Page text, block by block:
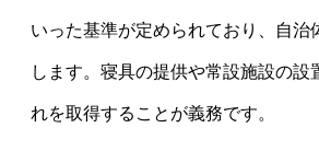
いった基準が定められており、自治
します。寝具の提供や常設施設の設
れを取得することが義務です。